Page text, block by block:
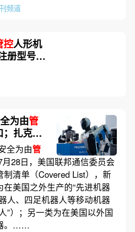
频道
控人形机
册型号可
为由管
；扎克伯
先而封禁
士股价大
全为由管
28日，美国联邦通信委员会
制清单（Covered List），新
美国之外生产的“先进机器
人、四足机器人等移动机器
”）；另一类为在美国以外国
。……